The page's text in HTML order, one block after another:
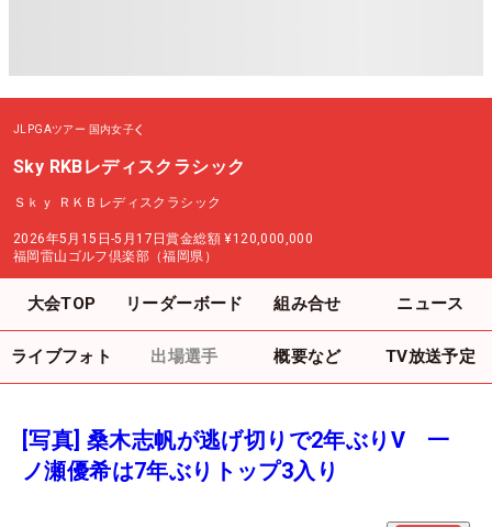
JLPGAツアー 国内女子
Sky RKBレディスクラシック
Ｓｋｙ ＲＫＢレディスクラシック
2026年5月15日-5月17日賞金総額 ¥120,000,000
福岡雷山ゴルフ倶楽部（福岡県）
大会TOP リーダーボード 組み合せ ニュース
ライブフォト 出場選手 概要など TV放送予定
[写真] 桑木志帆が逃げ切りで2年ぶりV 一
ノ瀬優希は7年ぶりトップ3入り